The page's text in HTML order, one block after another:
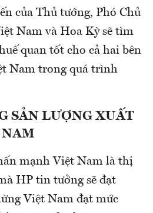
của Thủ tướng, Phó Chủ
Nam và Hoa Kỳ sẽ tìm
quan tốt cho cả hai bên
Nam trong quá trình
SẢN LƯỢNG XUẤT
mạnh Việt Nam là thị
HP tin tưởng sẽ đạt
Việt Nam đạt mức